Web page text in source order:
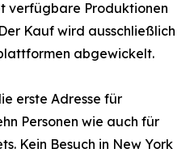
verfügbare Produktionen
Kauf wird ausschließlich
abgewickelt.
erste Adresse für
Personen wie auch für
Kein Besuch in New York